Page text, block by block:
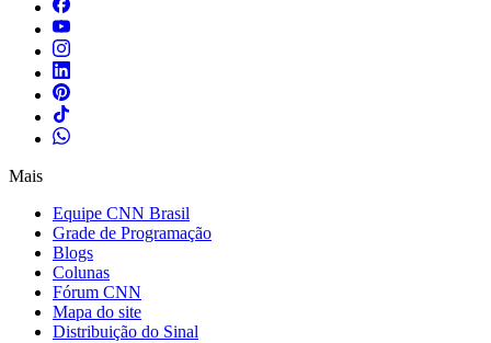
Mais
Equipe CNN Brasil
Grade de Programação
Blogs
Colunas
Fórum CNN
Mapa do site
Distribuição do Sinal